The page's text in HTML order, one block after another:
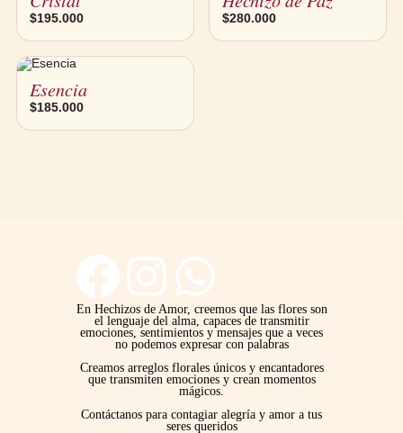
$195.000 $280.000
Esencia
$185.000
F
a
c
e
I
n
s
t
W
h
a
t
En Hechizos de Amor, creemos que las flores son
el lenguaje del alma, capaces de transmitir
emociones, sentimientos y mensajes que a veces
no podemos expresar con palabras
Creamos arreglos florales únicos y encantadores
que transmiten emociones y crean momentos
mágicos.
Contáctanos para contagiar alegría y amor a tus
seres queridos